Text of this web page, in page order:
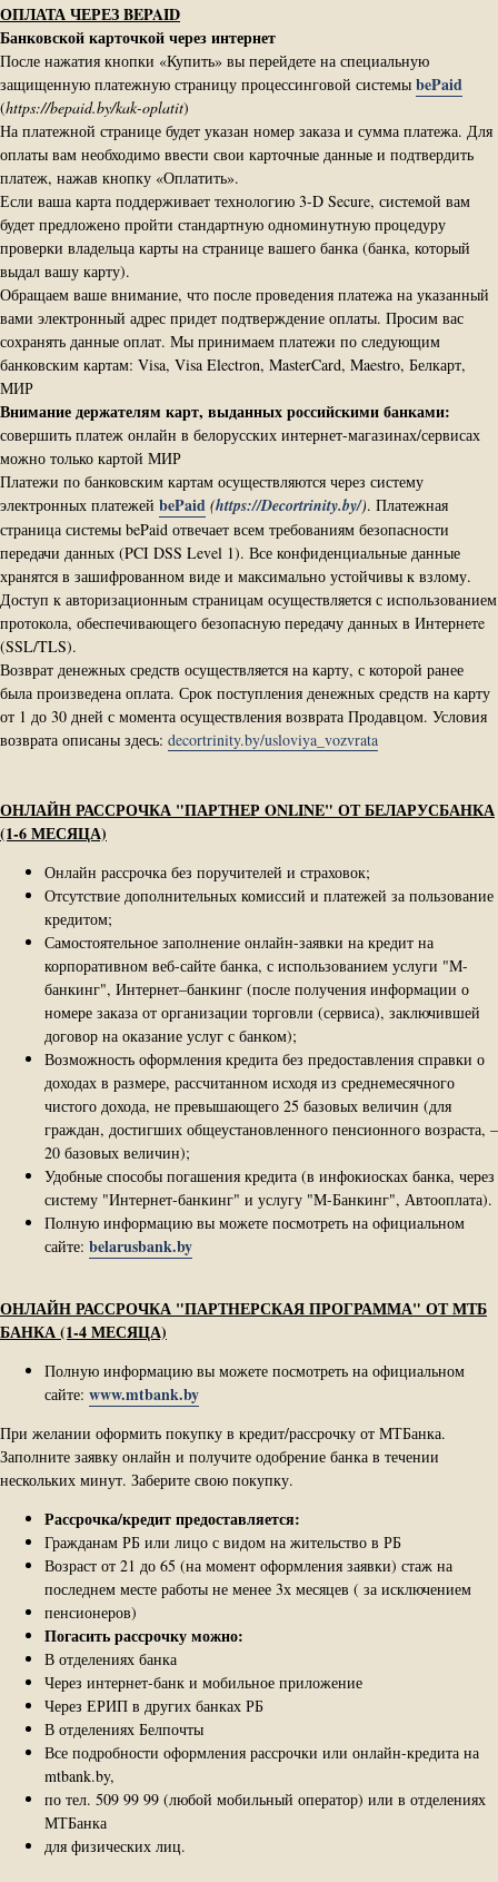
ОПЛАТА ЧЕРЕЗ BEPAID
Банковской карточкой через интернет
После нажатия кнопки «Купить» вы перейдете на специальную
защищенную платежную страницу процессинговой системы bePaid
(https://bepaid.by/kak-oplatit)
На платежной странице будет указан номер заказа и сумма платежа. Для
оплаты вам необходимо ввести свои карточные данные и подтвердить
платеж, нажав кнопку «Оплатить».
Если ваша карта поддерживает технологию 3-D Secure, системой вам
будет предложено пройти стандартную одноминутную процедуру
проверки владельца карты на странице вашего банка (банка, который
выдал вашу карту).
Обращаем ваше внимание, что после проведения платежа на указанный
вами электронный адрес придет подтверждение оплаты. Просим вас
сохранять данные оплат. Мы принимаем платежи по следующим
банковским картам: Visa, Visa Electron, MasterCard, Maestro, Белкарт,
МИР
Внимание держателям карт, выданных российскими банками:
совершить платеж онлайн в белорусских интернет-магазинах/сервисах
можно только картой МИР
Платежи по банковским картам осуществляются через систему
электронных платежей bePaid (https://Decortrinity.by/). Платежная
страница системы bePaid отвечает всем требованиям безопасности
передачи данных (PCI DSS Level 1). Все конфиденциальные данные
хранятся в зашифрованном виде и максимально устойчивы к взлому.
Доступ к авторизационным страницам осуществляется с использованием
протокола, обеспечивающего безопасную передачу данных в Интернетe
(SSL/TLS).
Возврат денежных средств осуществляется на карту, с которой ранее
была произведена оплата. Срок поступления денежных средств на карту
от 1 до 30 дней с момента осуществления возврата Продавцом. Условия
возврата описаны здесь: decortrinity.by/usloviya_vozvrata
ОНЛАЙН РАССРОЧКА "ПАРТНЕР ONLINE" ОТ БЕЛАРУСБАНКА
(1-6 МЕСЯЦА)
Онлайн рассрочка без поручителей и страховок;
Отсутствие дополнительных комиссий и платежей за пользование
кредитом;
Самостоятельное заполнение онлайн-заявки на кредит на
корпоративном веб-сайте банка, с использованием услуги "М-
банкинг", Интернет–банкинг (после получения информации о
номере заказа от организации торговли (сервиса), заключившей
договор на оказание услуг с банком);
Возможность оформления кредита без предоставления справки о
доходах в размере, рассчитанном исходя из среднемесячного
чистого дохода, не превышающего 25 базовых величин (для
граждан, достигших общеустановленного пенсионного возраста, –
20 базовых величин);
Удобные способы погашения кредита (в инфокиосках банка, через
систему "Интернет-банкинг" и услугу "М-Банкинг", Автооплата).
Полную информацию вы можете посмотреть на официальном
сайте: belarusbank.by
ОНЛАЙН РАССРОЧКА "ПАРТНЕРСКАЯ ПРОГРАММА" ОТ МТБ
БАНКА (1-4 МЕСЯЦА)
Полную информацию вы можете посмотреть на официальном
сайте: www.mtbank.by
При желании оформить покупку в кредит/рассрочку от МТБанка.
Заполните заявку онлайн и получите одобрение банка в течении
нескольких минут. Заберите свою покупку.
Рассрочка/кредит предоставляется:
Гражданам РБ или лицо с видом на жительство в РБ
Возраст от 21 до 65 (на момент оформления заявки) стаж на
последнем месте работы не менее 3х месяцев ( за исключением
пенсионеров)
Погасить рассрочку можно:
В отделениях банка
Через интернет-банк и мобильное приложение
Через ЕРИП в других банках РБ
В отделениях Белпочты
Все подробности оформления рассрочки или онлайн-кредита на
mtbank.by,
по тел. 509 99 99 (любой мобильный оператор) или в отделениях
МТБанка
для физических лиц.